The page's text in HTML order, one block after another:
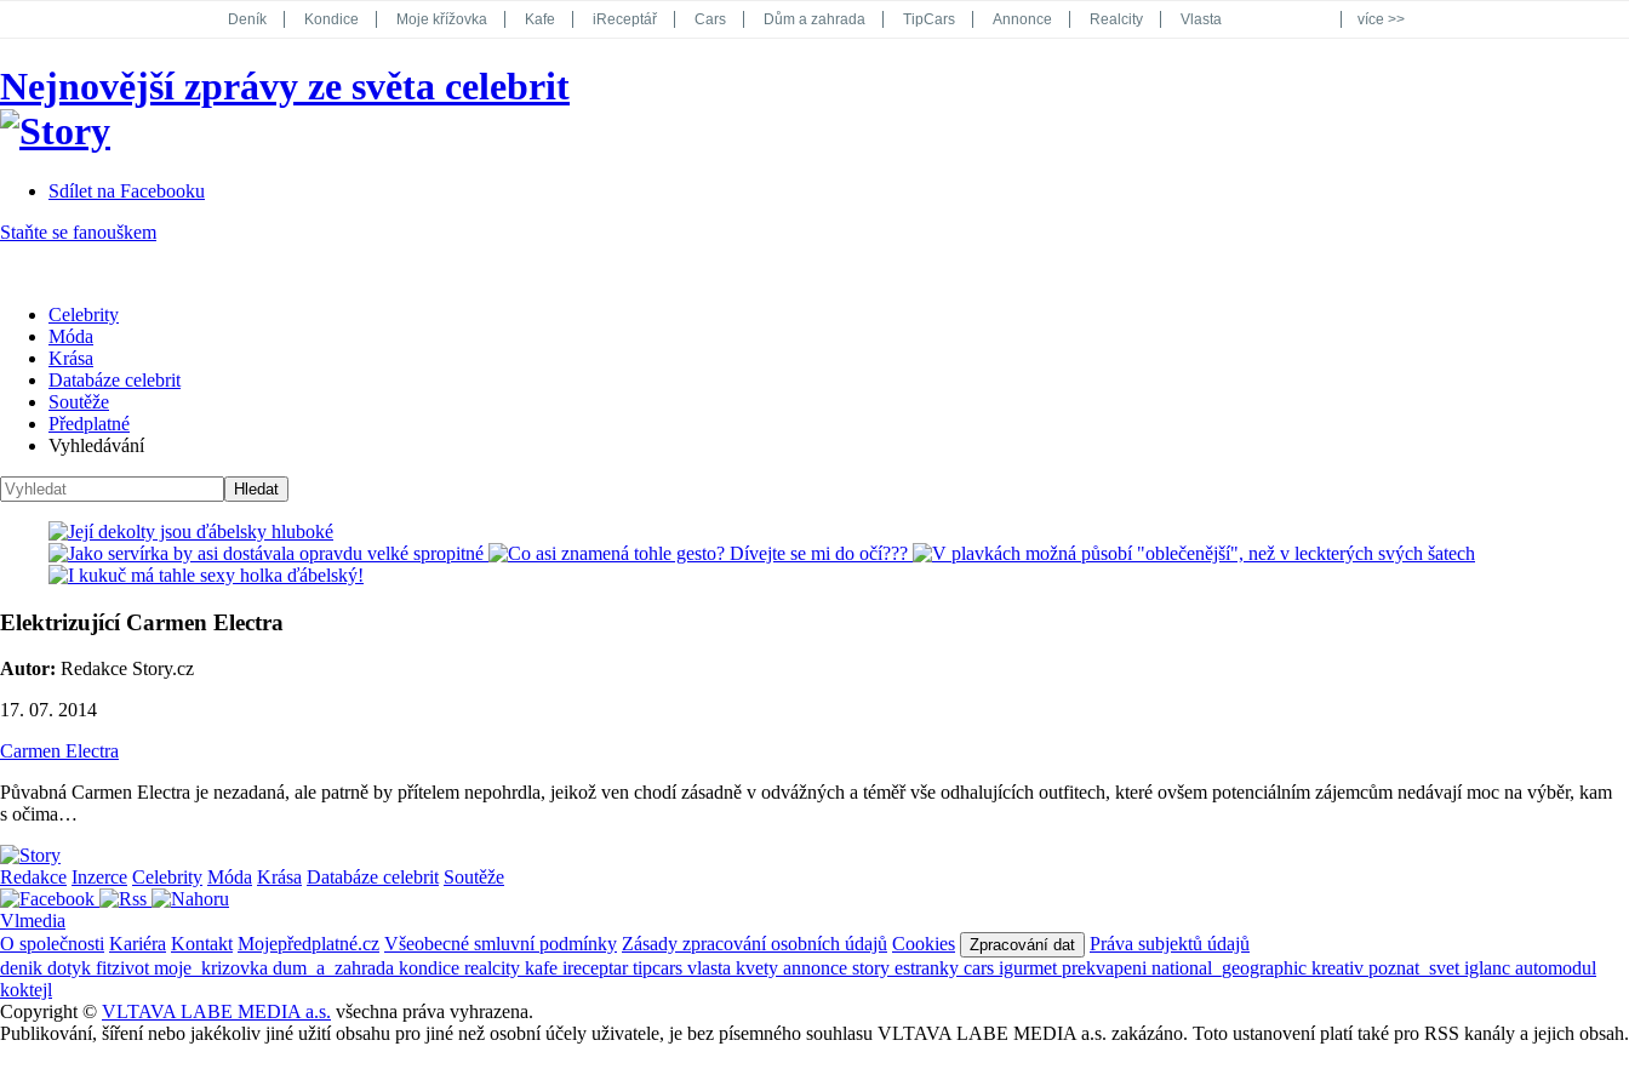
Deník Kondice Moje křížovka Kafe iReceptář Cars Dům a zahrada TipCars Annonce Realcity Vlasta
Koktejl
více >>
Nejnovější zprávy ze světa celebrit
Sdílet na Facebooku
Staňte se fanouškem
Celebrity
Móda
Krása
Databáze celebrit
Soutěže
Předplatné
Vyhledávání
Elektrizující Carmen Electra
Autor: Redakce Story.cz
17. 07. 2014
Carmen Electra
Půvabná Carmen Electra je nezadaná, ale patrně by přítelem nepohrdla, jeikož ven chodí zásadně v odvážných a téměř vše odhalujících outfitech, které ovšem potenciálním zájemcům nedávají moc na výběr, kam
s očima…
Redakce Inzerce Celebrity Móda Krása Databáze celebrit Soutěže
Vlmedia
O společnosti Kariéra Kontakt Mojepředplatné.cz Všeobecné smluvní podmínky Zásady zpracování osobních údajů Cookies Zpracování dat
Práva subjektů údajů
denik dotyk fitzivot moje_krizovka dum_a_zahrada kondice realcity kafe ireceptartipcars vlasta kvety annonce story estranky cars igurmet prekvapeni national_geographic kreativ poznat_svet iglanc automodul
koktejl
Copyright © VLTAVA LABE MEDIA a.s. všechna práva vyhrazena.
Publikování, šíření nebo jakékoliv jiné užití obsahu pro jiné než osobní účely uživatele, je bez písemného souhlasu VLTAVA LABE MEDIA a.s. zakázáno. Toto ustanovení platí také pro RSS kanály a jejich obsah.